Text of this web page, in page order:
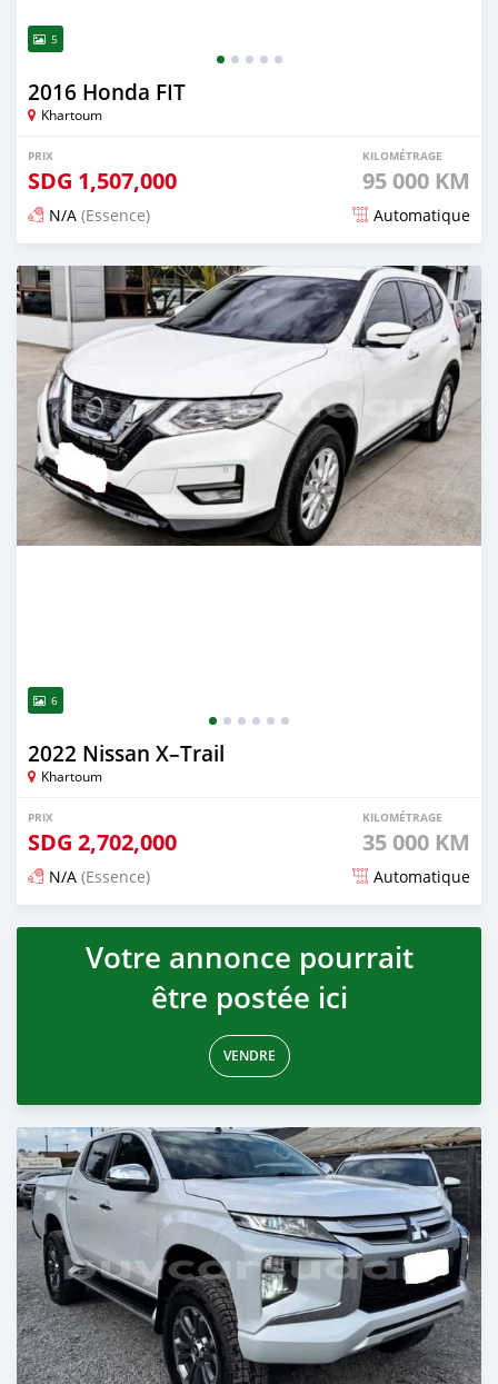
5
2016 Honda FIT
Khartoum
PRIX
SDG 1,507,000
KILOMÉTRAGE
95 000 KM
N/A (Essence) Automatique
Publié il y a 3 mois
6
2022 Nissan X–Trail
Khartoum
PRIX
SDG 2,702,000
KILOMÉTRAGE
35 000 KM
N/A (Essence) Automatique
Publié il y a 3 mois
Votre annonce pourrait
être postée ici
VENDRE